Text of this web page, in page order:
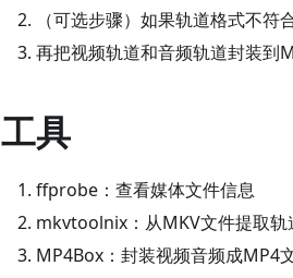
（可选步骤）如果轨道格式不
再把视频轨道和音频轨道封装到
工具
ffprobe：查看媒体文件信息
mkvtoolnix：从MKV文件提取轨
MP4Box：封装视频音频成MP4